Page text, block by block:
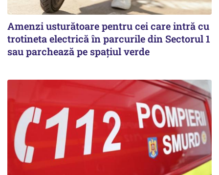
Amenzi usturătoare pentru cei care intră cu
trotineta electrică în parcurile din Sectorul 1
sau parchează pe spațiul verde